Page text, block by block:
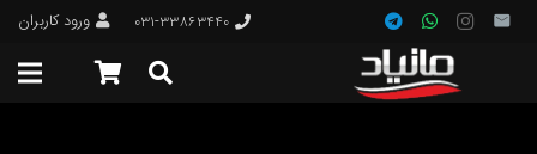
۰۳۱-۳۳۸۶۳۴۴۰ ورود کاربران